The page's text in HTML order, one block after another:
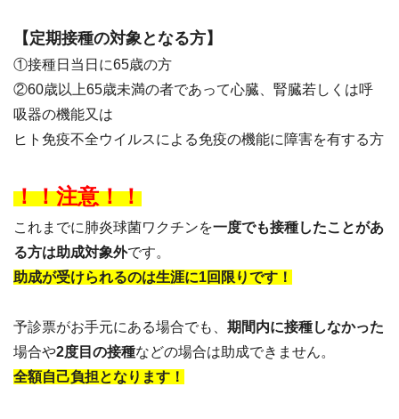
【定期接種の対象となる方】
①接種日当日に65歳の方
②60歳以上65歳未満の者であって心臓、腎臓若しくは呼
吸器の機能又は
ヒト免疫不全ウイルスによる免疫の機能に障害を有する方
！！注意！！
これまでに肺炎球菌ワクチンを一度でも接種したことがあ
る方は助成対象外です。
助成が受けられるのは生涯に1回限りです！
予診票がお手元にある場合でも、 期間内に接種しなかった
場合や2度目の接種などの場合は助成できません。
全額自己負担となります！